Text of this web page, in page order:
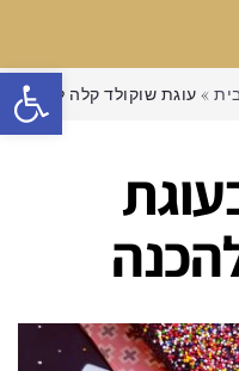
פתח » עוגת שוקולד קלה להכנה
עוגת